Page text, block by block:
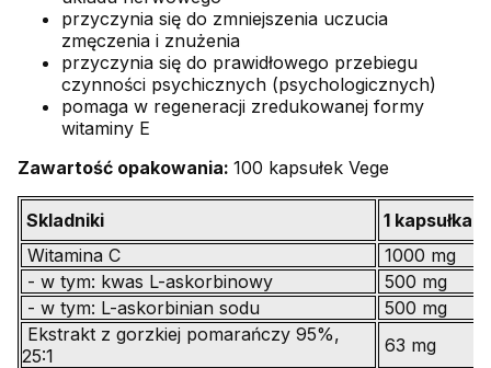
przyczynia się do zmniejszenia uczucia
zmęczenia i znużenia
przyczynia się do prawidłowego przebiegu
czynności psychicznych (psychologicznych)
pomaga w regeneracji zredukowanej formy
witaminy E
Zawartość opakowania: 100 kapsułek Vege
Skladniki
1 kapsułka
Witamina C
1000 mg
- w tym: kwas L-askorbinowy
500 mg
- w tym: L-askorbinian sodu
500 mg
Ekstrakt z gorzkiej pomarańczy 95%,
25:1
63 mg